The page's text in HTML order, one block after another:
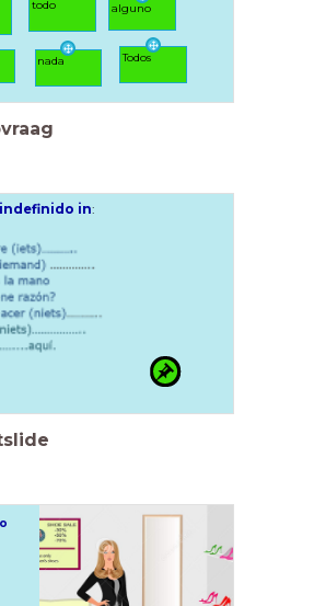
todo alguno
nada Todos
in: